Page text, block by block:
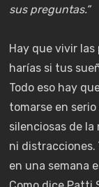
sus preguntas.”
Hay que vivir las
harías si tus
Todo eso hay
tomarse en
silenciosas de la
ni distracciones.
en una semana